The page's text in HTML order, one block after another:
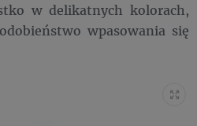
w delikatnych kolorach,
wpasowania się